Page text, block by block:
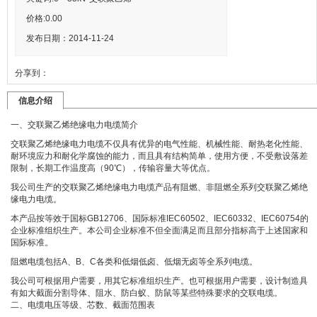
价格:0.00
发布日期：2014-11-24
分享到：
信息介绍
一、交联聚乙烯绝缘电力电缆简介
交联聚乙烯绝缘电力电缆不仅具有优异的电气性能、机械性能、耐热老化性能、
耐环境应力和耐化学腐蚀的能力，而且具有结构简单，使用方便，不受敷设落差
限制，长期工作温度高（90℃），传输容量大等优点。
我公司生产的交联聚乙烯绝缘电力电缆产品有阻燃、非阻燃全系列交联聚乙烯绝
缘电力电缆。
本产品按等效于国标GB12706、国际标准IEC60502、IEC60332、IEC60754的
企业标准组织生产。本公司企业标准不但全面满足而且部分指标高于上述国家和
国际标准。
阻燃电缆包括A、B、C各类和低烟低卤、低烟无卤等全系列电缆。
我公司可根据用户需要，用其它标准组织生产。也可根据用户需要，设计制造具
有如大截面分割导体、阻水、防白蚁、防鼠等某些特殊要求的交联电缆。
二、电缆电压等级、芯数、截面范围表